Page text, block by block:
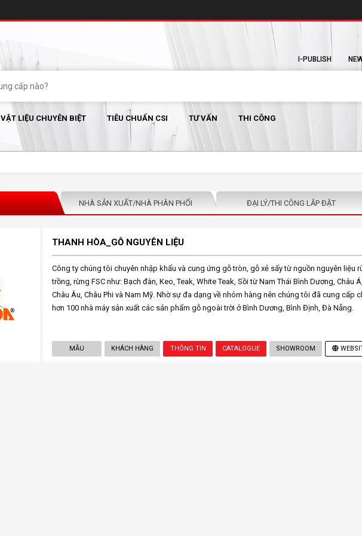
I-PUBLISH
VẬT LIỆU CHUYÊN BIỆT TIÊU CHUẨN CSI TƯ VẤN THI CÔNG
NHÀ SẢN XUẤT/NHÀ PHÂN PHỐI ĐẠI LÝ/THI CÔNG LẮP ĐẶT
THANH HÒA_GỖ NGUYÊN LIỆU
Công ty chúng tôi chuyên nhập khẩu và cung ứng gỗ tròn, gỗ xẻ sấy từ nguồn nguyên liệu
trồng, rừng FSC như: Bạch đàn, Keo, Teak, White Teak, Sồi từ Nam Thái Bình Dương, Châu Á,
Châu Âu, Châu Phi và Nam Mỹ. Nhờ sự đa dạng về nhóm hàng nên chúng tôi đã cung cấp
hơn 100 nhà máy sản xuất các sản phẩm gỗ ngoài trời ở Bình Dương, Bình Định, Đà Nẵng.
MẪU KHÁCH HÀNG THÔNG TIN CATALOGUE SHOWROOM